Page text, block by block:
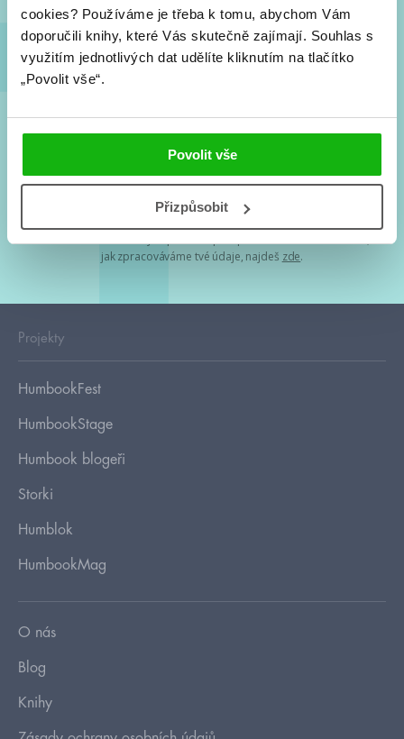
cookies? Používáme je třeba k tomu, abychom Vám
doporučili knihy, které Vás skutečně zajímají. Souhlas s
využitím jednotlivých dat udělíte kliknutím na tlačítko
„Povolit vše“.
Povolit vše
Přizpůsobit
Souhlasím spodmínkami zpracování osobních údajů
Tvá e-mailová adresa je u nás v bezpečí. Přečti si
jak zpracováváme tvé údaje, najdeš zde.
Projekty
HumbookFest
HumbookStage
Humbook blogeři
Storki
Humblok
HumbookMag
O nás
Blog
Knihy